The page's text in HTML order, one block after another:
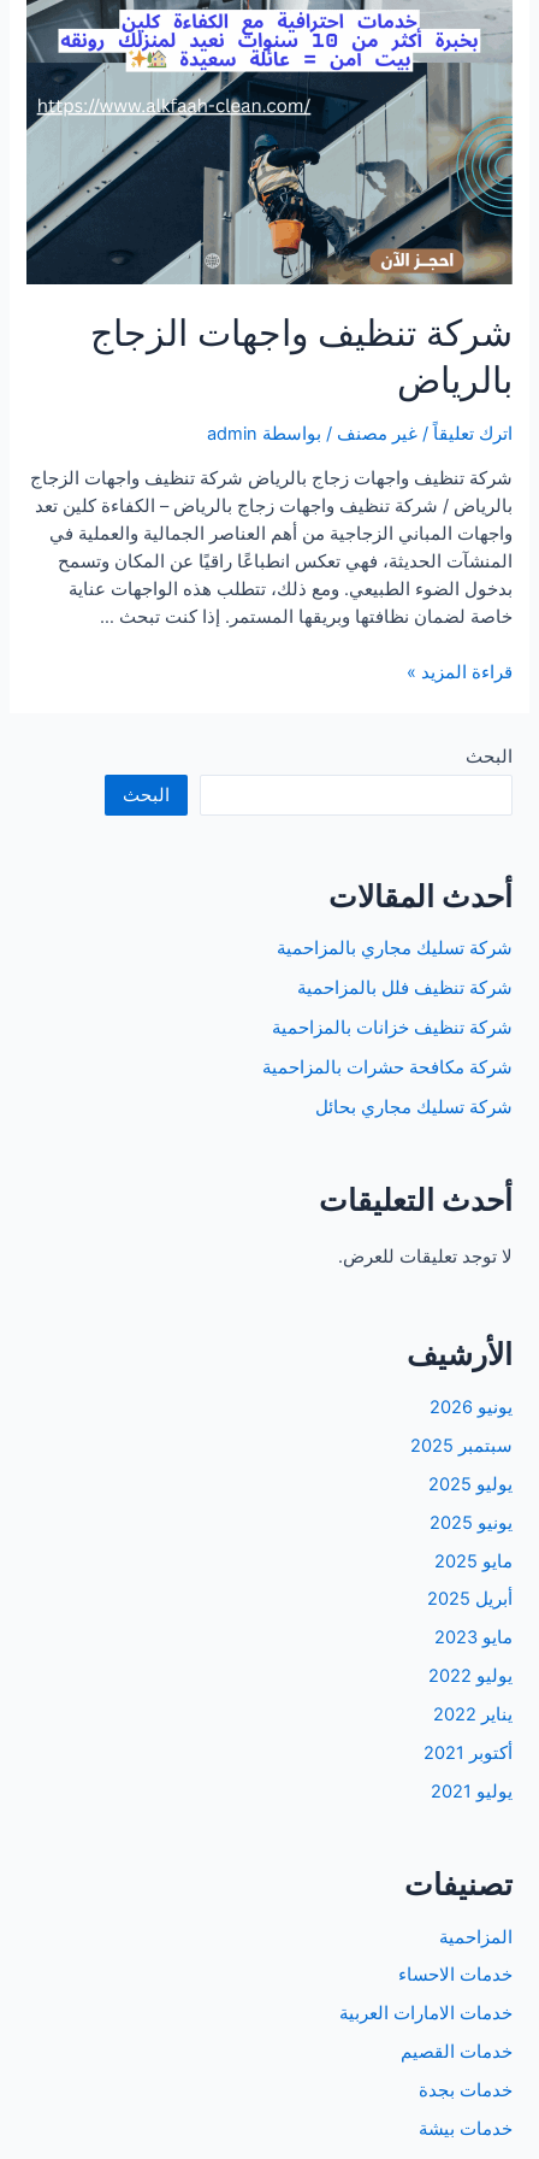
شركة تنظيف واجهات الزجاج
بالرياض
اترك تعليقاً /غير مصنف / بواسطة admin
شركة تنظيف واجهات زجاج بالرياض شركة تنظيف واجهات الزجاج
بالرياض / شركة تنظيف واجهات زجاج بالرياض – الكفاءة كلين تعد
واجهات المباني الزجاجية من أهم العناصر الجمالية والعملية في
المنشآت الحديثة، فهي تعكس انطباعًا راقيًا عن المكان وتسمح
بدخول الضوء الطبيعي. ومع ذلك، تتطلب هذه الواجهات عناية
خاصة لضمان نظافتها وبريقها المستمر. إذا كنت تبحث …
شركة
الزجاج
بالرياض
قراءة المزيد »
البحث
البحث
أحدث المقالات
شركة تسليك مجاري بالمزاحمية
شركة تنظيف فلل بالمزاحمية
شركة تنظيف خزانات بالمزاحمية
شركة مكافحة حشرات بالمزاحمية
شركة تسليك مجاري بحائل
أحدث التعليقات
لا توجد تعليقات للعرض.
الأرشيف
يونيو 2026
سبتمبر 2025
يوليو 2025
يونيو 2025
مايو 2025
أبريل 2025
مايو 2023
يوليو 2022
يناير 2022
أكتوبر 2021
يوليو 2021
تصنيفات
المزاحمية
خدمات الاحساء
خدمات الامارات العربية
خدمات القصيم
خدمات بجدة
خدمات بيشة